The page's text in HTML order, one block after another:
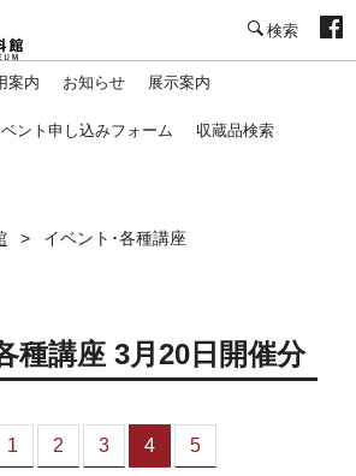
案内 お知らせ 展示案内
ント申し込みフォーム 収蔵品検索
イベント･各種講座
種講座 3月20日開催分
1 2 3 4
（こ
5